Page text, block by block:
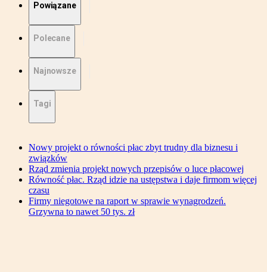
Powiązane
Polecane
Najnowsze
Tagi
Nowy projekt o równości płac zbyt trudny dla biznesu i
związków
Rząd zmienia projekt nowych przepisów o luce płacowej
Równość płac. Rząd idzie na ustępstwa i daje firmom więcej
czasu
Firmy niegotowe na raport w sprawie wynagrodzeń.
Grzywna to nawet 50 tys. zł